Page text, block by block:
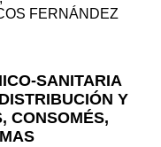
FERNÁNDEZ
SANITARIA
Y
CONSOMÉS,